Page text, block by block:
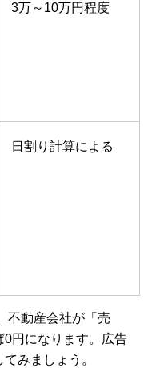
3万～10万円程度
日割り計算による
不動産会社が「売
0円になります。広告
みましょう。